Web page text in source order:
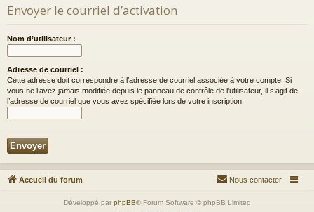
ci
s
s
Envoyer le courriel d’activation
Nom d’utilisateur :
Adresse de courriel :
Cette adresse doit correspondre à l’adresse de courriel associée à votre compte. Si
vous ne l’avez jamais modifiée depuis le panneau de contrôle de l’utilisateur, il s’agit de
l’adresse de courriel que vous avez spécifiée lors de votre inscription.
Accueil du forum Nous contacter
Développé par phpBB® Forum Software © phpBB Limited